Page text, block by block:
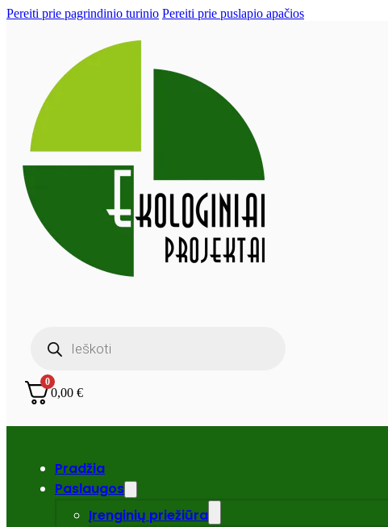
Pereiti prie pagrindinio turinio Pereiti prie puslapio apačios
search
0
0,00 €
Pradžia
Paslaugos
Įrenginių priežiūra